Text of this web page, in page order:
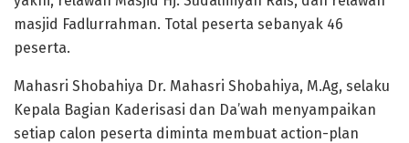
masjid Fadlurrahman. Total peserta sebanyak 46
peserta.
Mahasri Shobahiya Dr. Mahasri Shobahiya, M.Ag, selaku
Kepala Bagian Kaderisasi dan Da’wah menyampaikan
setiap calon peserta diminta membuat action-plan